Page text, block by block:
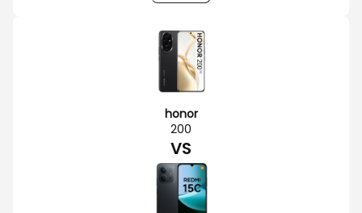
honor
200
VS